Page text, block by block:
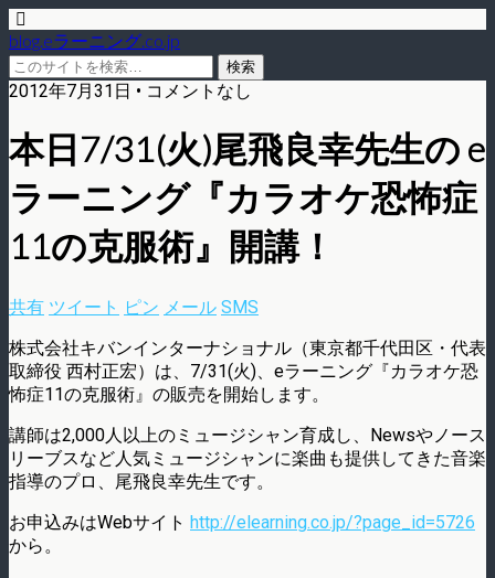
blog.eラーニング.co.jp
2012年7月31日 • コメントなし
本日7/31(火)尾飛良幸先生の e
ラーニング『カラオケ恐怖症
11の克服術』開講！
共有 ツイート ピン メール SMS
株式会社キバンインターナショナル（東京都千代田区・代表
取締役 西村正宏）は、7/31(火)、eラーニング『カラオケ恐
怖症11の克服術』の販売を開始します。
講師は2,000人以上のミュージシャン育成し、Newsやノース
リーブスなど人気ミュージシャンに楽曲も提供してきた音楽
指導のプロ、尾飛良幸先生です。
お申込みはWebサイト http://elearning.co.jp/?page_id=5726
から。